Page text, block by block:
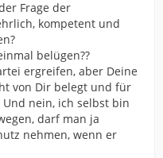
Frage der
kompetent und
belügen??
ergreifen, aber Deine
von Dir belegt und für
nein, ich selbst bin
darf man ja
nehmen, wenn er